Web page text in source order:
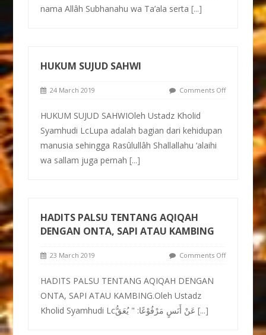
nama Allâh Subhanahu wa Ta’ala serta[...]
HUKUM SUJUD SAHWI
24 March 2019 Comments Off
HUKUM SUJUD SAHWIOleh Ustadz Kholid
Syamhudi LcLupa adalah bagian dari kehidupan
manusia sehingga Rasûlullâh Shallallahu ‘alaihi
wa sallam juga pernah[...]
HADITS PALSU TENTANG AQIQAH
DENGAN ONTA, SAPI ATAU KAMBING
23 March 2019 Comments Off
HADITS PALSU TENTANG AQIQAH DENGAN
ONTA, SAPI ATAU KAMBING.Oleh Ustadz
Kholid Syamhudi Lcعَنْ أَنَسٍ مَرْفُوْعًا: " يُعَقُّ[...]